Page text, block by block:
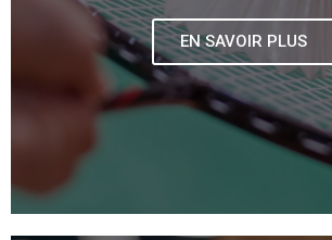
EN SAVOIR PLUS